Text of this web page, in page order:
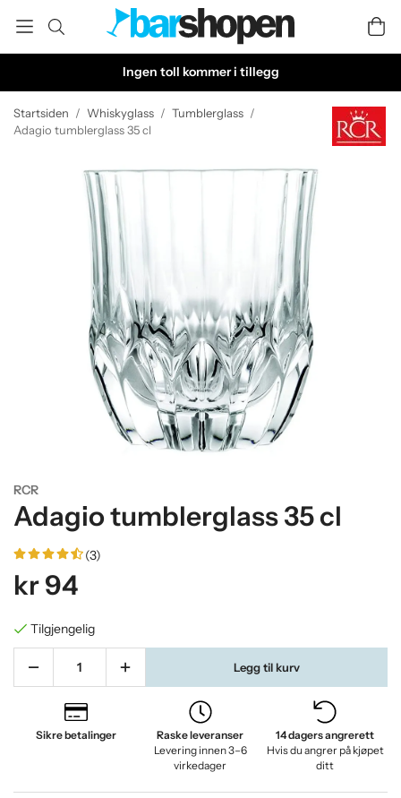
Ingen toll kommer i tillegg
Startsiden / Whiskyglass / Tumblerglass /
Adagio tumblerglass 35 cl
RCR
Adagio tumblerglass 35 cl
(3)
kr 94
Tilgjengelig
Legg til kurv
Sikre betalinger
Raske leveranser
Levering innen 3–6
virkedager
14 dagers angrerett
Hvis du angrer på kjøpet
ditt